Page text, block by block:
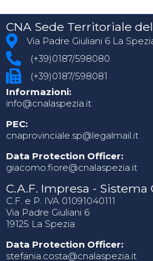
CNA Sede Territoriale
Via Padre Giuliani 6 La
(+39)0187/598080
(+39)0187/598081
Informazioni:
info@cnalaspezia.it
PEC:
cnaprovinciale.sp@legalmail.it
Data Protection Officer:
giacomo.fiore@cnalaspezia.it
C.A.F. Impresa - Sistema
C.F. e P. IVA 01091040111
Via Padre Giuliani 6
19125 La Spezia
Data Protection Officer:
stefania.costa@cnalaspezia.it